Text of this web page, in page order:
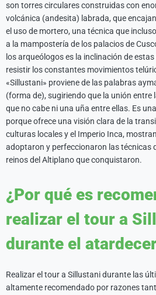
son torres circulares construidas con
volcánica (andesita) labrada, que
el uso de mortero, una técnica que
a la mampostería de los palacios de
los arqueólogos es la inclinación de
resistir los constantes movimientos
«Sillustani» proviene de las palabras
(forma de), sugiriendo que la unión entre
que no cabe ni una uña entre ellas. Es
porque ofrece una visión clara de la
culturas locales y el Imperio Inca,
adoptaron y perfeccionaron las técnicas
reinos del Altiplano que conquistaron.
¿Por qué es
realizar el tour a
durante el
Realizar el tour a Sillustani durante las
altamente recomendado por razones